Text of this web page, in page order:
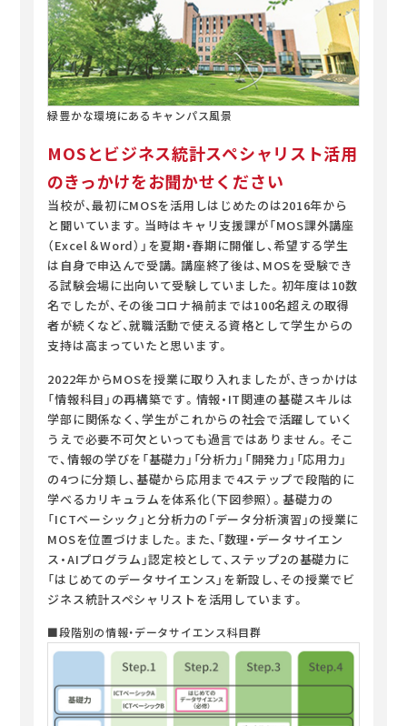
緑豊かな環境にあるキャンパス風景
MOSとビジネス統計スペシャリスト活用
のきっかけをお聞かせください
当校が、最初にMOSを活用しはじめたのは2016年から
と聞いています。当時はキャリ支援課が「MOS課外講座
（Excel＆Word）」を夏期・春期に開催し、希望する学生
は自身で申込んで受講。講座終了後は、MOSを受験でき
る試験会場に出向いて受験していました。初年度は10数
名でしたが、その後コロナ禍前までは100名超えの取得
者が続くなど、就職活動で使える資格として学生からの
支持は高まっていたと思います。
2022年からMOSを授業に取り入れましたが、きっかけは
「情報科目」の再構築です。情報・IT関連の基礎スキルは
学部に関係なく、学生がこれからの社会で活躍していく
うえで必要不可欠といっても過言ではありません。そこ
で、情報の学びを「基礎力」「分析力」「開発力」「応用力」
の4つに分類し、基礎から応用まで4ステップで段階的に
学べるカリキュラムを体系化（下図参照）。基礎力の
「ICTベーシック」と分析力の「データ分析演習」の授業に
MOSを位置づけました。また、「数理・データサイエン
ス・AIプログラム」認定校として、ステップ2の基礎力に
「はじめてのデータサイエンス」を新設し、その授業でビ
ジネス統計スペシャリストを活用しています。
■段階別の情報・データサイエンス科目群